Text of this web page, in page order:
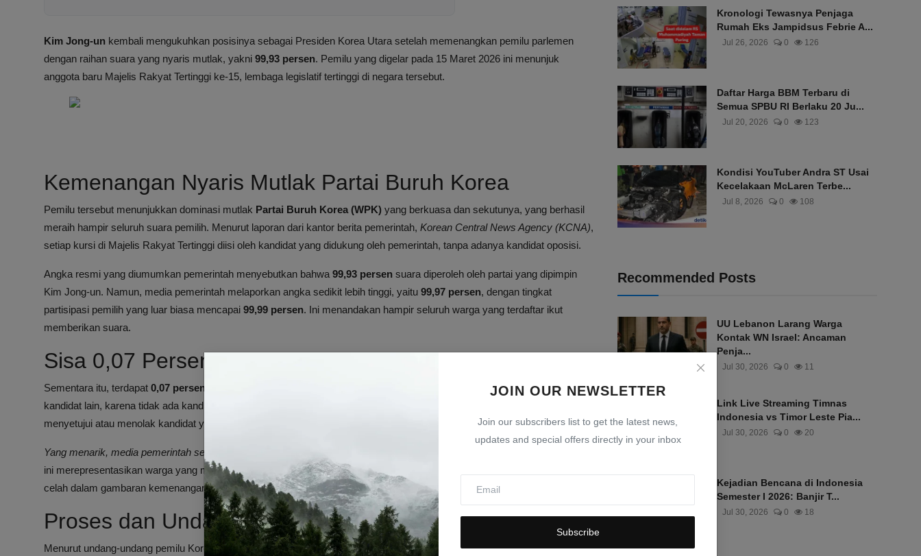
JOIN OUR NEWSLETTER
Join our subscribers list to get the latest news,
updates and special offers directly in your inbox
Subscribe
Kim Jong-un kembali mengukuhkan posisinya sebagai Presiden Korea Utara setelah memenangkan pemilu parlemen
dengan raihan suara yang nyaris mutlak, yakni 99,93 persen. Pemilu yang digelar pada 15 Maret 2026 ini menunjuk
anggota baru Majelis Rakyat Tertinggi ke-15, lembaga legislatif tertinggi di negara tersebut.
Kemenangan Nyaris Mutlak Partai Buruh Korea
Pemilu tersebut menunjukkan dominasi mutlak Partai Buruh Korea (WPK) yang berkuasa dan sekutunya, yang berhasil
meraih hampir seluruh suara pemilih. Menurut laporan dari kantor berita pemerintah, Korean Central News Agency (KCNA),
setiap kursi di Majelis Rakyat Tertinggi diisi oleh kandidat yang didukung oleh pemerintah, tanpa adanya kandidat oposisi.
Angka resmi yang diumumkan pemerintah menyebutkan bahwa 99,93 persen suara diperoleh oleh partai yang dipimpin
Kim Jong-un. Namun, media pemerintah melaporkan angka sedikit lebih tinggi, yaitu 99,97 persen, dengan tingkat
partisipasi pemilih yang luar biasa mencapai 99,99 persen. Ini menandakan hampir seluruh warga yang terdaftar ikut
memberikan suara.
Sisa 0,07 Persen Suara: Siapa yang Memilih?
Sementara itu, terdapat 0,07 persen suara
yang tidak diberikan kepada Kim Jong-un dan partainya. Ini bukan suara untuk
kandidat lain, karena tidak ada kandidat oposisi yang muncul dalam pemilu tersebut. Pemilih hanya diberi pilihan untuk
menyetujui atau menolak kandidat yang telah ditetapkan pemerintah.
Yang menarik, media pemerintah secara terbuka mengakui suara "tidak" ini untuk pertama kalinya sejak tahun 1957.
ini merepresentasikan warga yang memilih untuk menolak kandidat resmi yang diajukan pemerintah, menunjukkan sedikit
celah dalam gambaran kemenangan mutlak rezim Kim Jong-un.
Proses dan Undang-Undang Pemilu di Korea Utara
Menurut undang-undang pemilu Korea Utara, sebanyak 687 perwakilan dari berbagai kalangan seperti pekerja, petani,
Kronologi Tewasnya Penjaga
Rumah Eks Jampidsus Febrie A...
Jul 26, 2026 0 126
Daftar Harga BBM Terbaru di
Semua SPBU RI Berlaku 20 Ju...
Jul 20, 2026 0 123
Kondisi YouTuber Andra ST Usai
Kecelakaan McLaren Terbe...
Jul 8, 2026 0 108
Recommended Posts
UU Lebanon Larang Warga
Kontak WN Israel: Ancaman
Penja...
Jul 30, 2026 0 11
Link Live Streaming Timnas
Indonesia vs Timor Leste Pia...
Jul 30, 2026 0 20
Kejadian Bencana di Indonesia
Semester I 2026: Banjir T...
Jul 30, 2026 0 18